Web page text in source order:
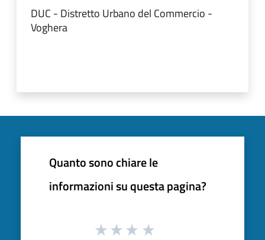
DUC - Distretto Urbano del Commercio -
Voghera
Quanto sono chiare le
informazioni su questa pagina?